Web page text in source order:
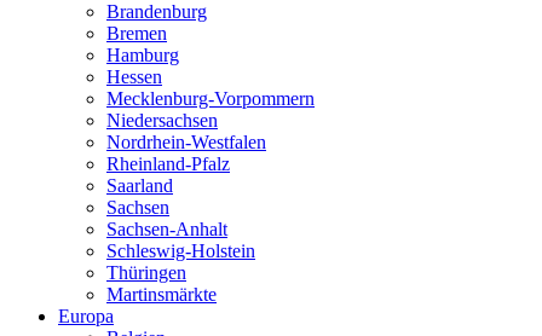
Brandenburg
Bremen
Hamburg
Hessen
Mecklenburg-Vorpommern
Niedersachsen
Nordrhein-Westfalen
Rheinland-Pfalz
Saarland
Sachsen
Sachsen-Anhalt
Schleswig-Holstein
Thüringen
Martinsmärkte
Europa